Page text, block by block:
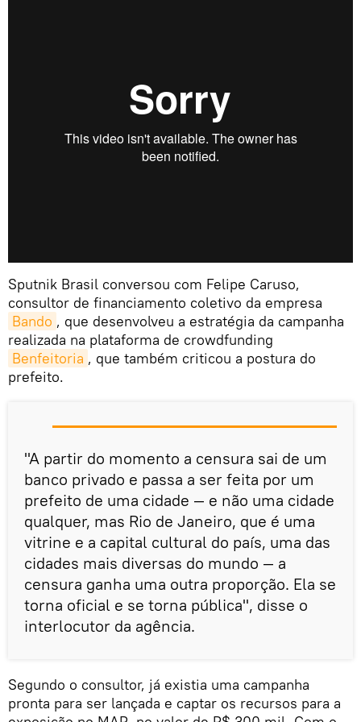
Sputnik Brasil conversou com Felipe Caruso,
consultor de financiamento coletivo da empresa
Bando , que desenvolveu a estratégia da campanha
realizada na plataforma de crowdfunding
Benfeitoria , que também criticou a postura do
prefeito.
"A partir do momento a censura sai de um
banco privado e passa a ser feita por um
prefeito de uma cidade — e não uma cidade
qualquer, mas Rio de Janeiro, que é uma
vitrine e a capital cultural do país, uma das
cidades mais diversas do mundo — a
censura ganha uma outra proporção. Ela se
torna oficial e se torna pública", disse o
interlocutor da agência.
Segundo o consultor, já existia uma campanha
pronta para ser lançada e captar os recursos para a